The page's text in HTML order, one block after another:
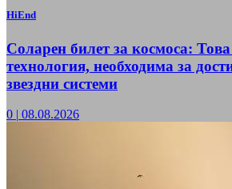
HiEnd
Соларен билет за космоса:
технология, необходима за
звездни системи
0 | 08.08.2026